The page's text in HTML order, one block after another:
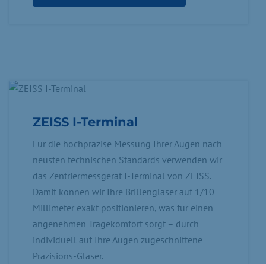
ZEISS I-Terminal
Für die hochpräzise Messung Ihrer Augen nach
neusten technischen Standards verwenden wir
das Zentriermessgerät I-Terminal von ZEISS.
Damit können wir Ihre Brillengläser auf 1/10
Millimeter exakt positionieren, was für einen
angenehmen Tragekomfort sorgt – durch
individuell auf Ihre Augen zugeschnittene
Präzisions-Gläser.